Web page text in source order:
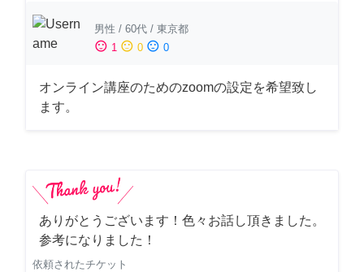
男性 / 60代 / 東京都
sentiment_satisfied 1 sentiment_neutral 0 sentiment_dissatisfied 0
オンライン講座のためのzoomの設定を希望致し
ます。
ありがとうございます！色々お話し頂きました。
参考になりました！
依頼されたチケット